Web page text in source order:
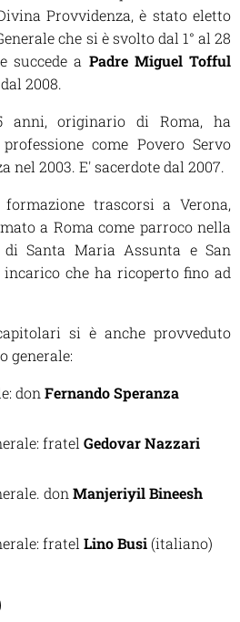
Provvidenza, è stato eletto
che si è svolto dal 1° al 28
succede a Padre Miguel Tofful
2008.
anni, originario di Roma, ha
come Povero Servo
nel 2003. E' sacerdote dal 2007.
trascorsi a Verona,
a Roma come parroco nella
di Santa Maria Assunta e San
incarico che ha ricoperto fino ad
si è anche provveduto
generale:
donFernando Speranza
fratel Gedovar Nazzari
donManjeriyil Bineesh
fratel Lino Busi(italiano)